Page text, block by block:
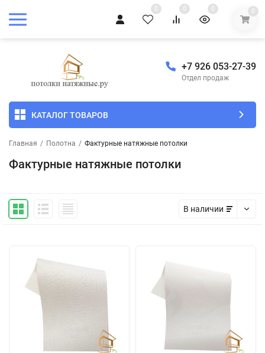
0 0 0 0
+7 926 053-27-39
Отдел продаж
КАТАЛОГ ТОВАРОВ
Главная / Полотна / Фактурные натяжные потолки
Фактурные натяжные потолки
В наличии